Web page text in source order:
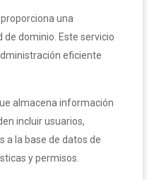
una
dominio. Este servicio
eficiente
almacena información
incluir usuarios,
a la base de datos de
y permisos.